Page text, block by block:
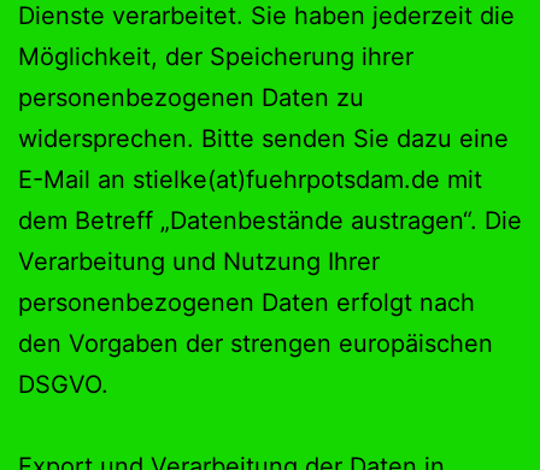
Dienste verarbeitet. Sie haben jederzeit die
Möglichkeit, der Speicherung ihrer
personenbezogenen Daten zu
widersprechen. Bitte senden Sie dazu eine
E-Mail an stielke(at)fuehrpotsdam.de mit
dem Betreff „Datenbestände austragen“. Die
Verarbeitung und Nutzung Ihrer
personenbezogenen Daten erfolgt nach
den Vorgaben der strengen europäischen
DSGVO.